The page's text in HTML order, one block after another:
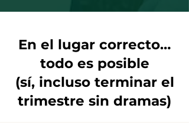
En el lugar correcto…
todo es posible
(sí, incluso terminar el
trimestre sin dramas)